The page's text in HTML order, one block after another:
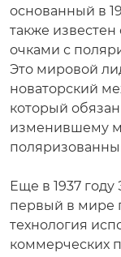
основанный в
также
очками с
Это мировой
новаторский
который
изменившему
Еще в 1937
первый в мире
технология
коммерческих